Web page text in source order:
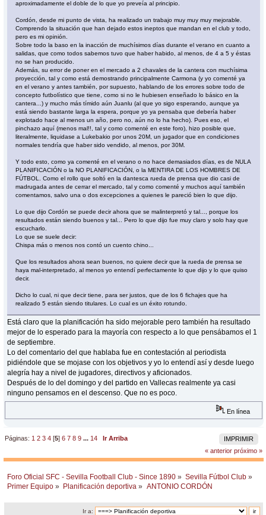
aproximadamente el doble de lo que yo preveía al principio.
Cordón, desde mi punto de vista, ha realizado un trabajo muy muy muy mejorable.
Comprendo la situación que han dejado estos ineptos que mandan en el club y todo,
pero es mi opinión.
Sobre todo la baso en la inacción de muchísimos días durante el verano en cuanto a
salidas, que como todos sabemos tuvo que haber habido, al menos, de 4 a 5 y éstas
no se han producido.
Además, su error de poner en el mercado a 2 chavales de la cantera con muchísima
proyección, tal y como está demostrando principalmente Carmona (y yo comenté ya
en el verano y antes también, por supuesto, hablando de los errores sobre todo de
concepto futbolístico que tiene, como si no le hubiesen enseñado lo básico en la
cantera...) y mucho más tímido aún Juanlu (al que yo sigo esperando, aunque ya
está siendo bastante larga la espera, porque yo ya pensaba que debería haber
explotado hace al menos un año, pero no, aún no lo ha hecho). Pues eso, el
pinchazo aquí (menos mal!!, tal y como comenté en este foro), hizo posible que,
literalmente, liquidase a Lukebakio por unos 20M, un jugador que en condiciones
normales tendría que haber sido vendido, al menos, por 30M.
Y todo esto, como ya comenté en el verano o no hace demasiados días, es de NULA
PLANIFICACIÓN o la NO PLANIFICACIÓN, o la MENTIRA DE LOS HOMBRES DE
FÚTBOL. Como el rollo que soltó en la dantesca rueda de prensa que dio casi de
madrugada antes de cerrar el mercado, tal y como comenté y muchos aquí también
comentamos, salvo una o dos excepciones a quienes le pareció bien lo que dijo.
Lo que dijo Cordón se puede decir ahora que se malinterpretó y tal..., porque los
resultados están siendo buenos y tal... Pero lo que dijo fue muy claro y solo hay que
escucharlo.
Lo que se suele decir:
Chispa más o menos nos contó un cuento chino...
Que los resultados ahora sean buenos, no quiere decir que la rueda de prensa se
haya mal-interpretado, al menos yo entendí perfectamente lo que dijo y lo que quiso
decir.
Dicho lo cual, ni que decir tiene, para ser justos, que de los 6 fichajes que ha
realizado 5 están siendo titulares. Lo cual es un éxito rotundo.
Está claro que la planificación ha sido mejorable pero también ha resultado
mejor de lo esperado para la mayoría con respecto a lo que pensábamos el 1
de septiembre.
Lo del comentario del que hablaba fue en contestación al periodista
pidiéndole que se mojase con los objetivos y yo lo entendí así y desde luego
alegría hay a nivel de jugadores, directivos y aficionados.
Después de lo del domingo y del partido en Vallecas realmente ya casi
ninguno pensamos en el descenso. Que no es poco.
En línea
IMPRIMIR
Páginas: 1 2 3 4 [5]6 7 8 9 ... 14
Ir Arriba
« anterior próximo »
Foro Oficial SFC - Sevilla Football Club - Since 1890 » Sevilla Fútbol Club »
Primer Equipo » Planificación deportiva » ANTONIO CORDÓN
Ir a: